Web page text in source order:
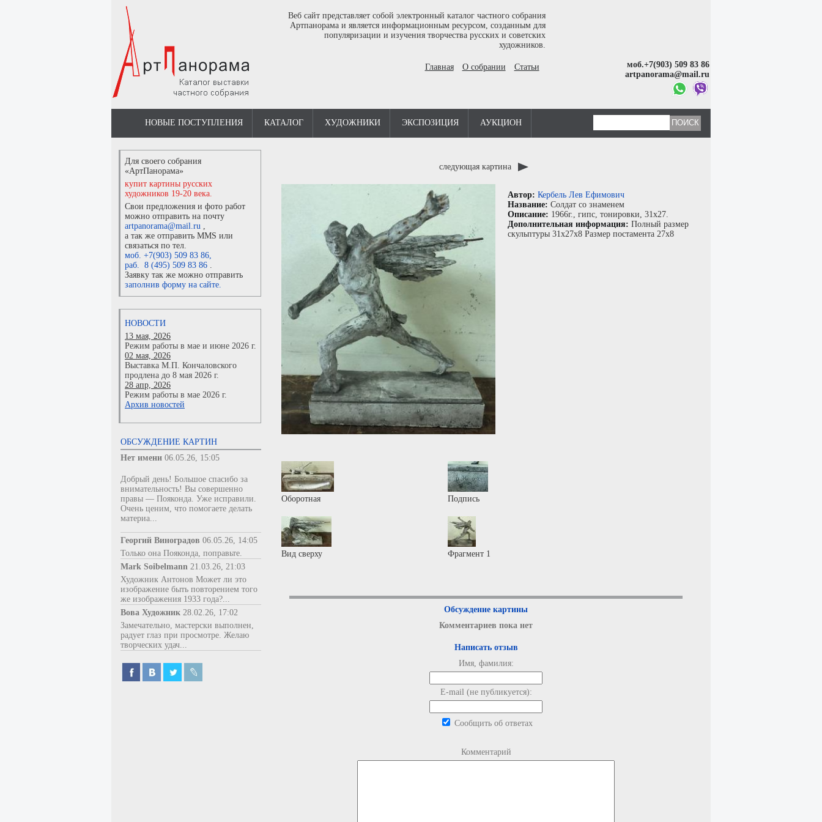
Веб сайт представляет собой электронный каталог частного собрания
Артпанорама и является информационным ресурсом, созданным для
популяризации и изучения творчества русских и советских
художников.
Главная О собрании Статьи
моб.+7(903) 509 83 86
artpanorama@mail.ru
НОВЫЕ ПОСТУПЛЕНИЯ КАТАЛОГ ХУДОЖНИКИ ЭКСПОЗИЦИЯ АУКЦИОН
Для своего собрания
«АртПанорама»
купит картины русских
художников 19-20 века.
Свои предложения и фото работ
можно отправить на почту
artpanorama@mail.ru ,
а так же отправить MMS или
связаться по тел.
моб. +7(903) 509 83 86,
раб. 8 (495) 509 83 86 .
Заявку так же можно отправить
заполнив форму на сайте.
НОВОСТИ
13 мая, 2026
Режим работы в мае и июне 2026 г.
02 мая, 2026
Выставка М.П. Кончаловского
продлена до 8 мая 2026 г.
28 апр, 2026
Режим работы в мае 2026 г.
Архив новостей
ОБСУЖДЕНИЕ КАРТИН
Нет имени 06.05.26, 15:05
Добрый день! Большое спасибо за
внимательность! Вы совершенно
правы — Пояконда. Уже исправили.
Очень ценим, что помогаете делать
материа...
Георгий Виноградов 06.05.26, 14:05
Только она Пояконда, поправьте.
Mark Soibelmann 21.03.26, 21:03
Художник Антонов Может ли это
изображение быть повторением того
же изображения 1933 года?...
Вова Художник 28.02.26, 17:02
Замечательно, мастерски выполнен,
радует глаз при просмотре. Желаю
творческих удач...
следующая картина
Автор: Кербель Лев Ефимович
Название: Солдат со знаменем
Описание: 1966г., гипс, тонировки, 31x27.
Дополнительная информация: Полный размер
скульптуры 31х27х8 Размер постамента 27х8
Оборотная Подпись
Вид сверху Фрагмент 1
Обсуждение картины
Комментариев пока нет
Написать отзыв
Имя, фамилия:
E-mail (не публикуется):
Сообщить об ответах
Комментарий